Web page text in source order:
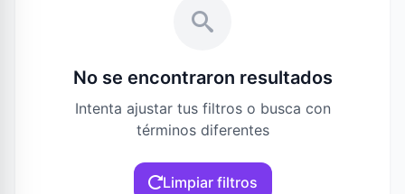
No se encontraron resultados
Intenta ajustar tus filtros o busca con
términos diferentes
Limpiar filtros